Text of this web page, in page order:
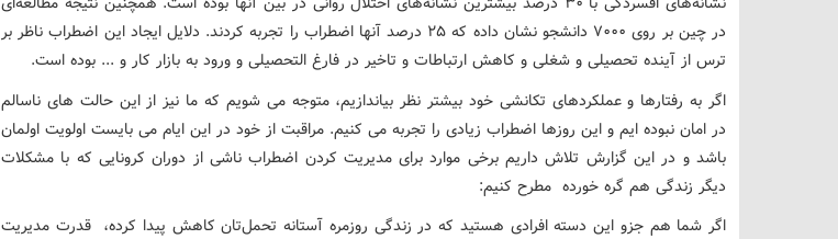
در چین بر روی 7000 دانشجو نشان داده که 25 درصد آن­ها اضطراب را تجربه کردند. دلایل ایجاد این اضطراب ناظر بر
ترس از آینده تحصیلی و شغلی و کاهش ارتباطات و تاخیر در فارغ التحصیلی و ورود به بازار کار و ... بوده است.
اگر به رفتارها و عملکردهای تکانشی خود بیشتر نظر بیاندازیم، متوجه می شویم که ما نیز از این حالت های ناسالم
در امان نبوده ایم و این روزها اضطراب زیادی را تجربه می کنیم. مراقبت از خود در این ایام می بایست اولویت اولمان
باشد و در این گزارش تلاش داریم برخی موارد برای مدیریت کردن اضطراب ناشی از دوران کرونایی که با مشکلات
دیگر زندگی هم گره خورده مطرح کنیم:
اگر شما هم جزو این دسته افرادی هستید که در زندگی روزمره آستانه تحمل‌تان کاهش پیدا کرده، قدرت مدیریت